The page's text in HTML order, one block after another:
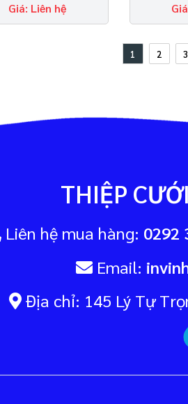
Giá: Liên hệ
1 2 3
THIỆP
Liên hệ mua hàng: 0292
Email:
Địa chỉ: 145 Lý Tự